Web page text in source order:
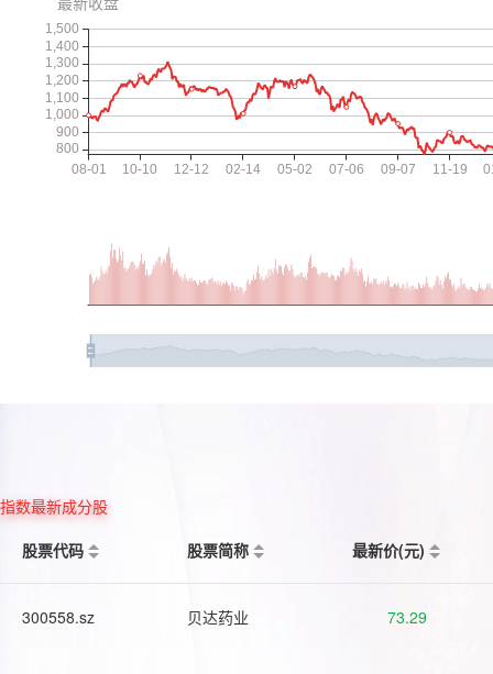
指数最新成分股
股票代码
股票简称 最新价(元)
300558.sz 贝达药业 73.29